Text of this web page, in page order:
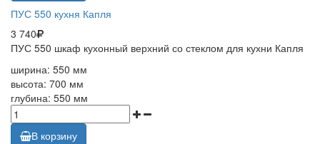
ПУС 550 кухня Капля
3 740
ПУС 550 шкаф кухонный верхний со стеклом для кухни Капля
ширина: 550 мм
высота: 700 мм
глубина: 550 мм
В корзину